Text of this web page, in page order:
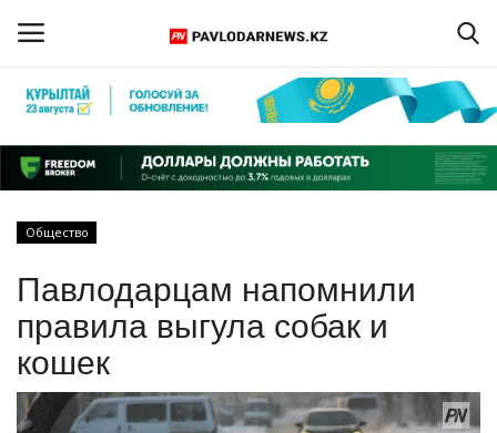
Регистрация
Главная
ПАВЛОДАРСКАЯ ОБЛАСТЬ
КАЗАХСТАН
МИР
Общество
Павлодарцам напомнили
правила выгула собак и
кошек